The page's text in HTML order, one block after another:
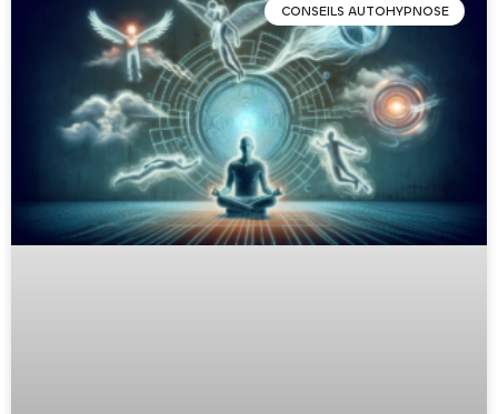
CONSEILS AUTOHYPNOSE